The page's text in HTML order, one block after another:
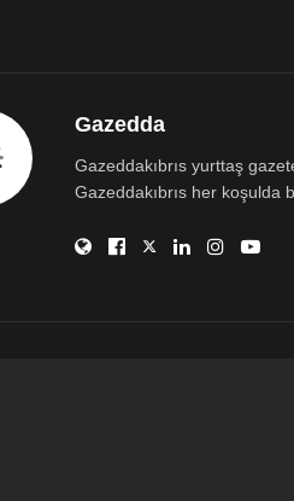
Gazedda
Gazeddakıbrıs yurttaş
Gazeddakıbrıs her koşulda